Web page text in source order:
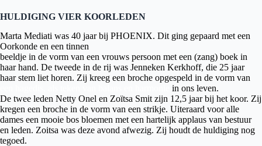
HULDIGING VIER KOORLEDEN
Marta Mediati was 40 jaar bij PHOENIX. Dit ging gepaard met een
Oorkonde en een tinnen
beeldje in de vorm van een vrouws persoon met een (zang) boek in
haar hand. De tweede in de rij was Jenneken Kerkhoff, die 25 jaar
haar stem liet horen. Zij kreeg een broche opgespeld in de vorm van
in ons leven.
De twee leden Netty Onel en Zoïtsa Smit zijn 12,5 jaar bij het koor. Zij
kregen een broche in de vorm van een strikje. Uiteraard voor alle
dames een mooie bos bloemen met een hartelijk applaus van bestuur
en leden. Zoitsa was deze avond afwezig. Zij houdt de huldiging nog
tegoed.